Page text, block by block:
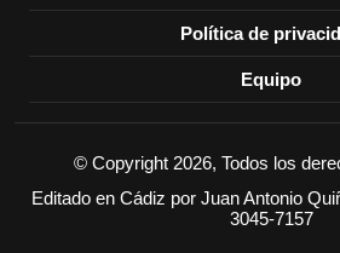
Política de
Equipo
© Copyright 2026, Todos los
Editado en Cádiz por Juan Antonio
3045-7157